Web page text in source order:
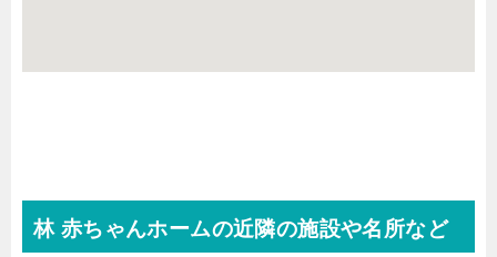
林 赤ちゃんホームの近隣の施設や名所など